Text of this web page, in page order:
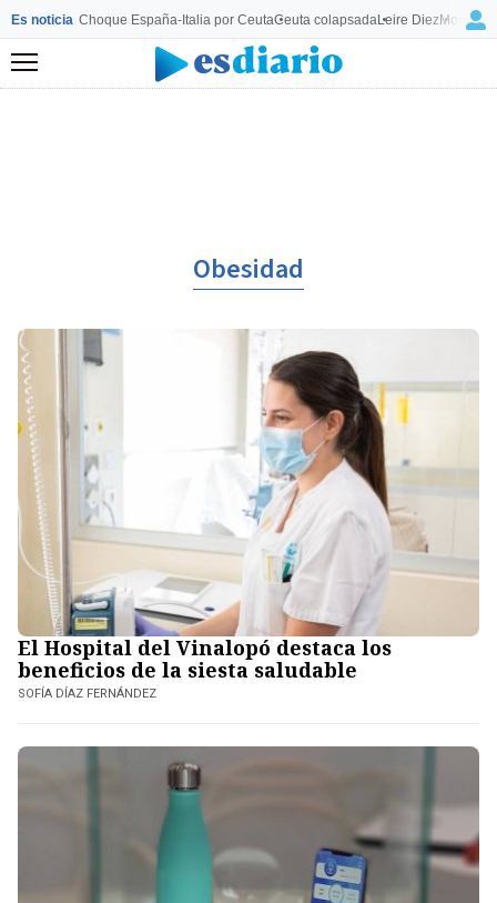
Es noticia Choque España-Italia por CeutaCeuta colapsadaLeire Diez
Menú
Obesidad
El Hospital del Vinalopó destaca los
beneficios de la siesta saludable
SOFÍA DÍAZ FERNÁNDEZ